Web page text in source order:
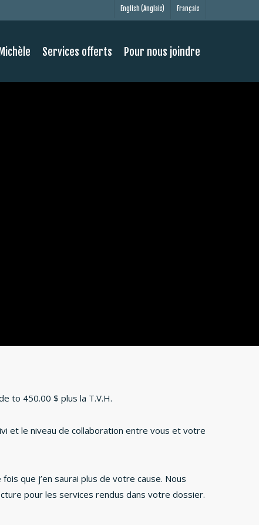
English (Anglais) Français
Services offerts Pour nous joindre
to 450.00 $ plus la T.V.H.
et le niveau de collaboration entre vous et votre
que j’en saurai plus de votre cause. Nous
pour les services rendus dans votre dossier.